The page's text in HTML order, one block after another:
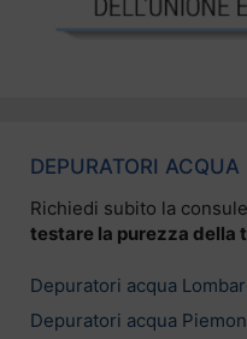
DEPURATORI
Richiedi subito la
testare la purezza della
Depuratori acqua
Depuratori acqua